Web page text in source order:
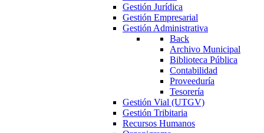
Gestión Jurídica
Gestión Empresarial
Gestión Administrativa
Back
Archivo Municipal
Biblioteca Pública
Contabilidad
Proveeduría
Tesorería
Gestión Vial (UTGV)
Gestión Tribitaria
Recursos Humanos